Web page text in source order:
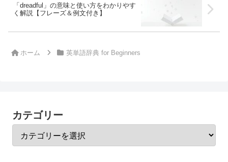
「dreadful」の意味と使い方をわかりやす
く解説【フレーズ＆例文付き】
ホーム 英単語辞典 for Beginners
カテゴリー